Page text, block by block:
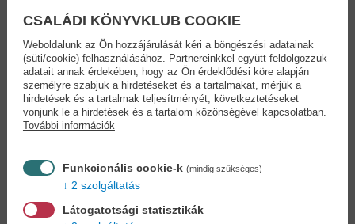
Kis magyar
szakácskönyv -...
Gundel Károly
6,79 €5,90 €
HAGYOMÁNYOS
MAGYAR KONYHA...
Hargitai György
10,24 €8,90 €
CSALÁDI KÖNYVKLUB COOKIE
Weboldalunk az Ön hozzájárulását kéri a böngészési adatainak
(süti/cookie) felhasználásához. Partnereinkkel együtt feldolgozzuk
adatait annak érdekében, hogy az Ön érdeklődési köre alapján
személyre szabjuk a hirdetéseket és a tartalmakat, mérjük a
hirdetések és a tartalmak teljesítményét, következtetéseket
vonjunk le a hirdetések és a tartalom közönségével kapcsolatban.
További információk
Funkcionális cookie-k (mindig szükséges)
2 szolgáltatás
Látogatotsági statisztikák